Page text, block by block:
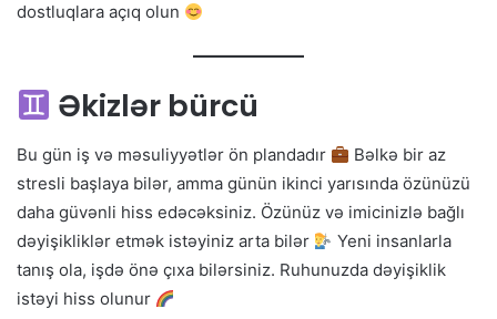
dostluqlara açıq olun
Əkizlər bürcü
Bu gün iş və məsuliyyətlər ön plandadır
Bəlkə bir az
stresli başlaya bilər, amma günün ikinci yarısında özünüzü
daha güvənli hiss edəcəksiniz. Özünüz və imicinizlə bağlı
dəyişikliklər etmək istəyiniz arta bilər
Yeni insanlarla
tanış ola, işdə önə çıxa bilərsiniz. Ruhunuzda dəyişiklik
istəyi hiss olunur